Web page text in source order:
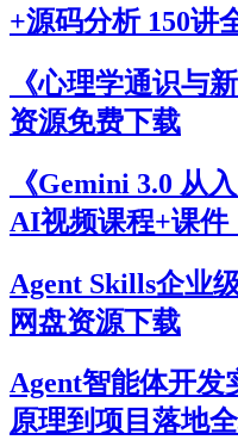
+源码分析 150讲
《心理学通识与
资源免费下载
《Gemini 3.0 从
AI视频课程+课件
Agent Skills企业
网盘资源下载
Agent智能体开发
原理到项目落地